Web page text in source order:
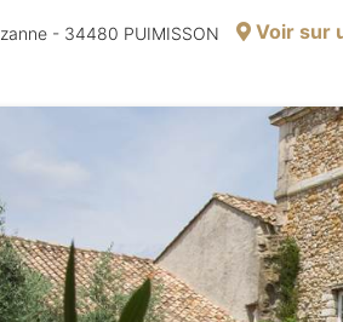
- 34480 PUIMISSON Voir sur